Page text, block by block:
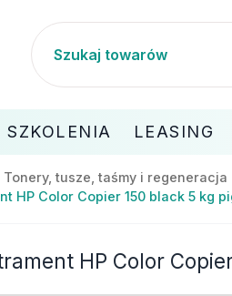
SZKOLENIA LEASING
Tonery, tusze, taśmy i regeneracja
HP Color Copier 150 black 5 kg
HP Color